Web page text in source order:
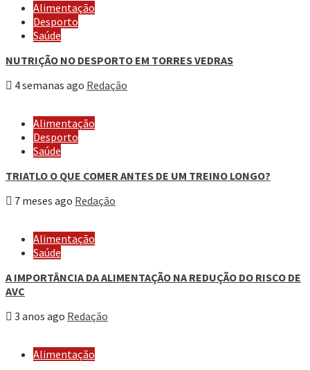
Alimentação
Desporto
Saúde
NUTRIÇÃO NO DESPORTO EM TORRES VEDRAS
4 semanas ago Redação
Alimentação
Desporto
Saúde
TRIATLO O QUE COMER ANTES DE UM TREINO LONGO?
7 meses ago Redação
Alimentação
Saúde
A IMPORTÂNCIA DA ALIMENTAÇÃO NA REDUÇÃO DO RISCO DE
AVC
3 anos ago Redação
Alimentação